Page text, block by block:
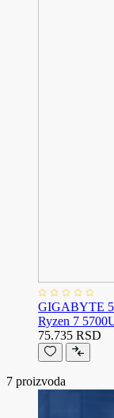
GIGABYTE
Ryzen 7
75.735 RSD
7 proizvoda